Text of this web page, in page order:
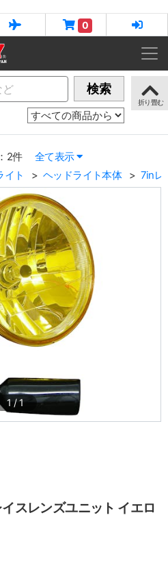
0
検索
2件
全て表示
イト ヘッドライト本体 7inレ
1/1
スレンズユニット イエロ